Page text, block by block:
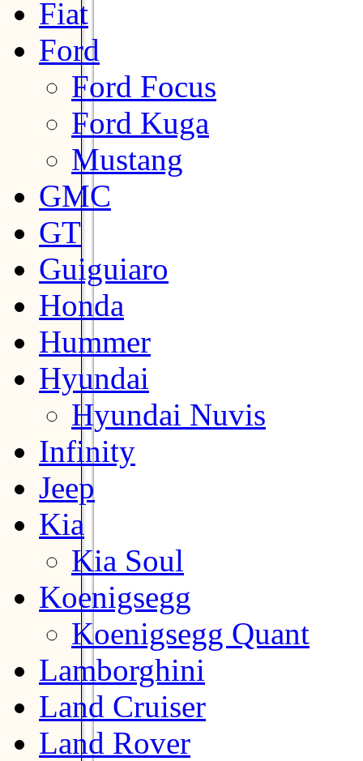
Fiat
Ford
Ford Focus
Ford Kuga
Mustang
GMC
GT
Guiguiaro
Honda
Hummer
Hyundai
Hyundai Nuvis
Infinity
Jeep
Kia
Kia Soul
Koenigsegg
Koenigsegg Quant
Lamborghini
Land Cruiser
Land Rover